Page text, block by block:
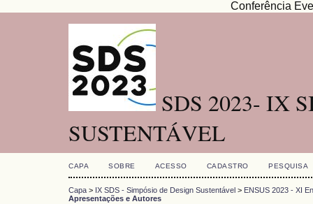
Conferência
SDS 2023- IX
SUSTENTÁVEL
CAPA SOBRE ACESSO CADASTRO PESQUISA
Capa > IX SDS - Simpósio de Design Sustentável > ENSUS 2023 - XI
Apresentações e Autores